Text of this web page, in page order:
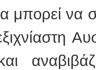
μπορεί να